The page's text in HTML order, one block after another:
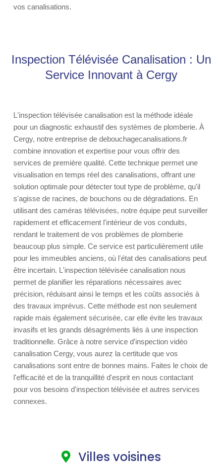
vos canalisations.
Inspection Télévisée Canalisation : Un
Service Innovant à Cergy
L'inspection télévisée canalisation est la méthode idéale
pour un diagnostic exhaustif des systèmes de plomberie. À
Cergy, notre entreprise de debouchagecanalisations.fr
combine innovation et expertise pour vous offrir des
services de première qualité. Cette technique permet une
visualisation en temps réel des canalisations, offrant une
solution optimale pour détecter tout type de problème, qu'il
s'agisse de racines, de bouchons ou de dégradations. En
utilisant des caméras télévisées, notre équipe peut surveiller
rapidement et efficacement l'intérieur de vos conduits,
rendant le traitement de vos problèmes de plomberie
beaucoup plus simple. Ce service est particulièrement utile
pour les immeubles anciens, où l'état des canalisations peut
être incertain. L'inspection télévisée canalisation nous
permet de planifier les réparations nécessaires avec
précision, réduisant ainsi le temps et les coûts associés à
des travaux imprévus. Cette méthode est non seulement
rapide mais également sécurisée, car elle évite les travaux
invasifs et les grands désagréments liés à une inspection
traditionnelle. Grâce à notre service d'inspection vidéo
canalisation Cergy, vous aurez la certitude que vos
canalisations sont entre de bonnes mains. Faites le choix de
l'efficacité et de la tranquillité d'esprit en nous contactant
pour vos besoins d'inspection télévisée et autres services
connexes.
Villes voisines